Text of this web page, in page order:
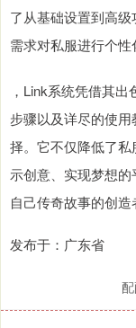
了从基础设置到高
需求对私服进行个性
，Link系统凭借其
步骤以及详尽的使
择。它不仅降低了
示创意、实现梦想
自己传奇故事的创造
发布于：广东省